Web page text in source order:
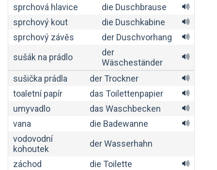
sprchová hlavice
die Duschbrause
sprchový kout
die Duschkabine
sprchový závěs
der Duschvorhang
sušák na prádlo
der
Wäscheständer
sušička prádla
der Trockner
toaletní papír
das Toilettenpapier
umyvadlo
das Waschbecken
vana
die Badewanne
vodovodní
kohoutek
der Wasserhahn
záchod
die Toilette